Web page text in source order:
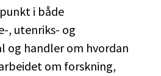
i både
, utenriks- og
og handler om hvordan
om forskning,